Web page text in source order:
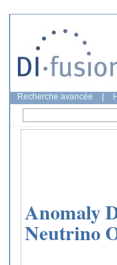
Recherche avancée
Anomaly
Neutrino